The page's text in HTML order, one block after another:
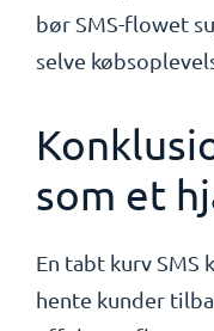
bør SMS-flowet
selve
som et
En tabt kurv
hente kunder